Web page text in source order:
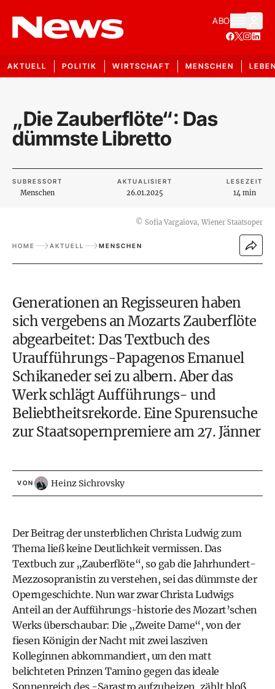
ABO
AKTUELL POLITIK WIRTSCHAFT MENSCHEN
„Die Zauberflöte“: Das
dümmste Libretto
SUBRESSORT
Menschen
AKTUALISIERT
26.01.2025
LESEZEIT
14 min
© Sofia Vargaiova, Wiener Staatsoper
HOME AKTUELL MENSCHEN
Generationen an Regisseuren haben
sich vergebens an Mozarts Zauberflöte
abgearbeitet: Das Textbuch des
Uraufführungs-Papagenos Emanuel
Schikaneder sei zu albern. Aber das
Werk schlägt Aufführungs- und
Beliebtheitsrekorde. Eine Spurensuche
zur Staatsopernpremiere am 27. Jänner
VON Heinz Sichrovsky
Der Beitrag der unsterblichen Christa Ludwig zum
Thema ließ keine Deutlichkeit vermissen. Das
Textbuch zur „Zauberflöte“, so gab die Jahrhundert-
Mezzosopranistin zu verstehen, sei das dümmste der
Operngeschichte. Nun war zwar Christa Ludwigs
Anteil an der Aufführungs-historie des Mozart’schen
Werks überschaubar: Die „Zweite Dame“, von der
fiesen Königin der Nacht mit zwei lasziven
Kolleginnen abkommandiert, um den matt
belichteten Prinzen Tamino gegen das ideale
Sonnenreich des -Sarastro aufzuheizen, zählt bloß